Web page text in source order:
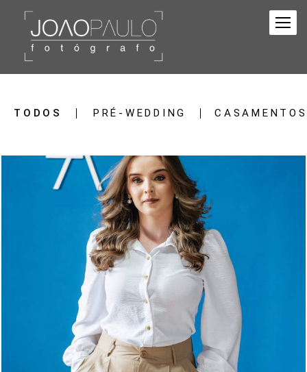
TODOS PRÉ-WEDDING CASAMENTOS
1575